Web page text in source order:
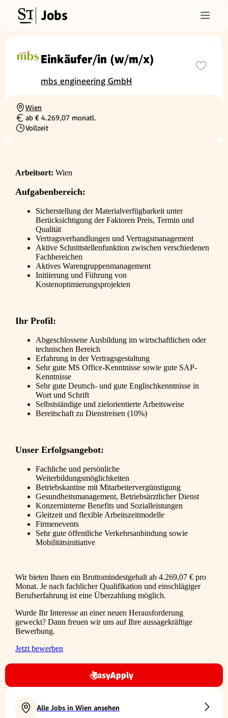
Jobs
Einkäufer/in (w/m/x)
mbs engineering GmbH
Ortschaft
Wien
Gehalt
ab € 4.269,07 monatl.
Beschäftigungsart
Vollzeit
Arbeitsort: Wien
Aufgabenbereich:
Sicherstellung der Materialverfügbarkeit unter
Berücksichtigung der Faktoren Preis, Termin und
Qualität
Vertragsverhandlungen und Vertragsmanagement
Aktive Schnittstellenfunktion zwischen verschiedenen
Fachbereichen
Aktives Warengruppenmanagement
Initiierung und Führung von
Kostenoptimierungsprojekten
Ihr Profil:
Abgeschlossene Ausbildung im wirtschaftlichen oder
technischen Bereich
Erfahrung in der Vertragsgestaltung
Sehr gute MS Office-Kenntnisse sowie gute SAP-
Kenntnisse
Sehr gute Deutsch- und gute Englischkenntnisse in
Wort und Schrift
Selbstständige und zielorientierte Arbeitsweise
Bereitschaft zu Dienstreisen (10%)
Unser Erfolgsangebot:
Fachliche und persönliche
Weiterbildungsmöglichkeiten
Betriebskantine mit Mitarbeitervergünstigung
Gesundheitsmanagement, Betriebsärztlicher Dienst
Konzerninterne Benefits und Sozialleistungen
Gleitzeit und flexible Arbeitszeitmodelle
Firmenevents
Sehr gute öffentliche Verkehrsanbindung sowie
Mobilitätsinitiative
Wir bieten Ihnen ein Bruttomindestgehalt ab 4.269,07 € pro
Monat. Je nach fachlicher Qualifikation und einschlägiger
Berufserfahrung ist eine Überzahlung möglich.
Wurde Ihr Interesse an einer neuen Herausforderung
geweckt? Dann freuen wir uns auf Ihre aussagekräftige
Bewerbung.
Jetzt bewerben
EasyApply
Alle Jobs in Wien ansehen